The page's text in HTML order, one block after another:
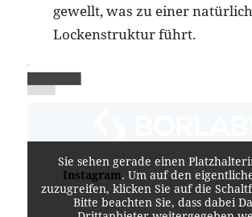
gewellt, was zu einer
Lockenstruktur führt.
Sie sehen gerade einen
Instagram. Um auf den
zuzugreifen, klicken Sie auf die
Bitte beachten Sie, dass dabei